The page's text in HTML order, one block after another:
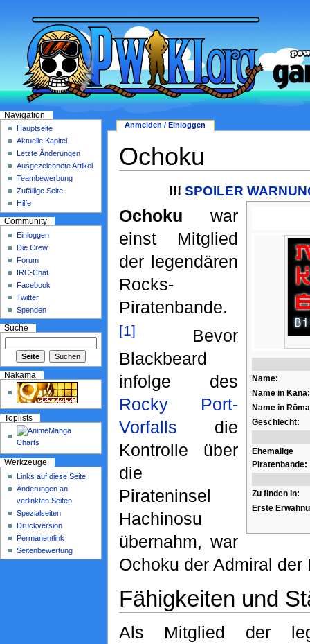
Ochoku
!!!SPOILER
Name:
Name in Kana:
Name in
Geschlecht:
Ehemalige
Piratenbande:
Zu finden in:
Erste
Ochoku war
einst Mitglied
der legendären
Rocks-
Piratenbande.
[1]
Bevor
Blackbeard
infolge des
Rocky Port-
Vorfalls die
Kontrolle über
die
Pirateninsel
Hachinosu
übernahm, war
Ochoku der Admiral der
Fähigkeiten und
Als Mitglied der
Anmelden / Einloggen
Navigation
Hauptseite
Aktuelle Kapitel
Letzte Änderungen
Ausgezeichnete Artikel
Teambewerbung
Zufällige Seite
Hilfe
Community
Einloggen
Die Crew
Forum
IRC-Chat
Facebook
Twitter
Spenden
Suche
Nakama
Toplists
Werkzeuge
Links auf diese Seite
Änderungen an
verlinkten Seiten
Spezialseiten
Druckversion
Permanentlink
Seitenbewertung